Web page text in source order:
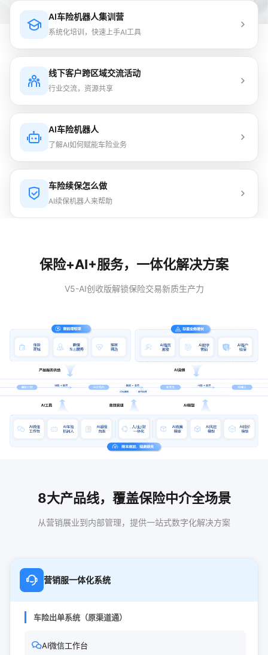
AI车险机器人集训营
系统化培训，快速上手AI工具
线下客户跨区域交流活动
行业交流，资源共享
AI车险机器人
了解AI如何赋能车险业务
车险续保怎么做
AI续保机器人来帮助
保险+AI+服务，一体化解决方案
V5-AI创收版解锁保险交易新质生产力
8大产品线，覆盖保险中介全场景
从营销展业到内部管理，提供一站式数字化解决方案
营销服一体化系统
车险出单系统（原渠道通）
AI微信工作台